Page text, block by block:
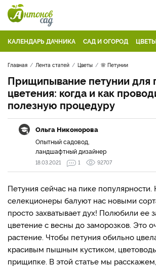
КАЛЕНДАРЬ ДАЧНИКА САД И ОГОРОД
Главная Лента статей Цветы 🌸 Петунии
Прищипывание петунии для
цветения: когда и как
полезную процедуру
Ольга Никонорова
Опытный садовод,
ландшафтный дизайнер
18.03.2021 1 92707
Петуния сейчас на пике
селекционеры балуют нас новыми
просто захватывает дух! Полюбили ее
цветение с весны до заморозков. Это
растение. Чтобы петуния обильно
красивым пышным кустиком,
прищипке. В этой статье мы